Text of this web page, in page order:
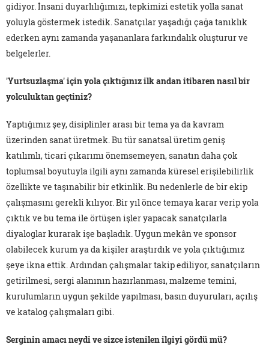
gidiyor. İnsani duyarlılığımızı, tepkimizi estetik yolla sanat
yoluyla göstermek istedik. Sanatçılar yaşadığı çağa tanıklık
ederken aynı zamanda yaşananlara farkındalık oluşturur ve
belgelerler.
'Yurtsuzlaşma' için yola çıktığınız ilk andan itibaren nasıl bir
yolculuktan geçtiniz?
Yaptığımız şey, disiplinler arası bir tema ya da kavram
üzerinden sanat üretmek. Bu tür sanatsal üretim geniş
katılımlı, ticari çıkarımı önemsemeyen, sanatın daha çok
toplumsal boyutuyla ilgili aynı zamanda küresel erişilebilirlik
özellikte ve taşınabilir bir etkinlik. Bu nedenlerle de bir ekip
çalışmasını gerekli kılıyor. Bir yıl önce temaya karar verip yola
çıktık ve bu tema ile örtüşen işler yapacak sanatçılarla
diyaloglar kurarak işe başladık. Uygun mekân ve sponsor
olabilecek kurum ya da kişiler araştırdık ve yola çıktığımız
şeye ikna ettik. Ardından çalışmalar takip ediliyor, sanatçıların
getirilmesi, sergi alanının hazırlanması, malzeme temini,
kurulumların uygun şekilde yapılması, basın duyuruları, açılış
ve katalog çalışmaları gibi.
Serginin amacı neydi ve sizce istenilen ilgiyi gördü mü?